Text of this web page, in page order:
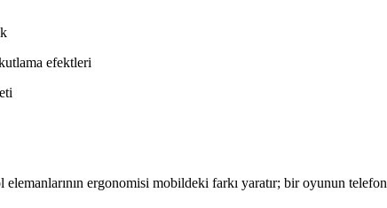
efektleri
ergonomisi mobildeki farkı yaratır; bir oyunun